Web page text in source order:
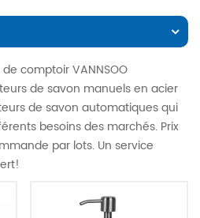
comptoir VANNSOO
de savon manuels en acier
de savon automatiques qui
besoins des marchés. Prix
par lots. Un service